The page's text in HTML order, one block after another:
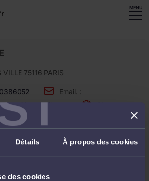
Détails À propos des cookies
des cookies
MENU
VILLE 75116 PARIS
Email. :